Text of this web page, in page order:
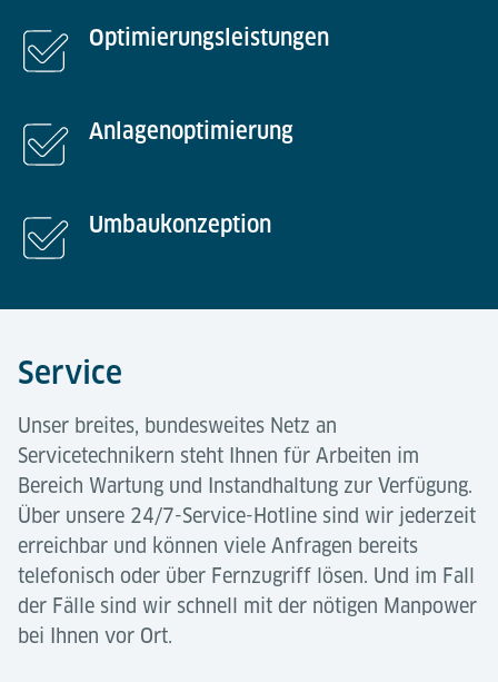
Optimierungsleistungen
Anlagenoptimierung
Umbaukonzeption
Service
Unser breites, bundesweites Netz an
Servicetechnikern steht Ihnen für Arbeiten im
Bereich Wartung und Instandhaltung zur Verfügung.
Über unsere 24/7-Service-Hotline sind wir jederzeit
erreichbar und können viele Anfragen bereits
telefonisch oder über Fernzugriff lösen. Und im Fall
der Fälle sind wir schnell mit der nötigen Manpower
bei Ihnen vor Ort.